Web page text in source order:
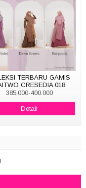
TERBARU GAMIS
CRESEDIA 018
385.000-400.000
Detail